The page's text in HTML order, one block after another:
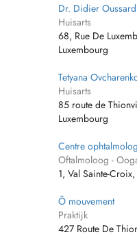
Dr. Didier Oussard
Huisarts
68, Rue De
Luxembourg
Tetyana
Huisarts
85 route de
Luxembourg
Centre
Oftalmoloog -
1, Val Sainte-
Ô mouvement
Praktijk
427 Route De